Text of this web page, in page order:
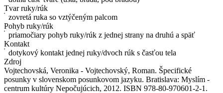
Tvar ruky/rúk
zovretá ruka so vztýčeným palcom
Pohyb ruky/rúk
priamočiary pohyb ruky/rúk z jednej strany na druhú a späť
Kontakt
dotykový kontakt jednej ruky/dvoch rúk s časťou tela
Zdroj
Vojtechovská, Veronika - Vojtechovský, Roman. Špecifické
posunky v slovenskom posunkovom jazyku. Bratislava: Myslím -
centrum kultúry Nepočujúcich, 2012. ISBN 978-80-970601-2-1.